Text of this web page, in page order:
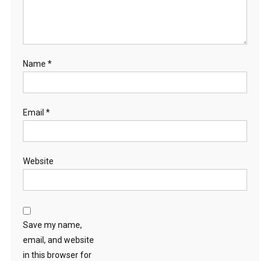
Name *
Email *
Website
Save my name,
email, and website
in this browser for